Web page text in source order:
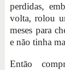
perdidas,
volta, rolou
meses para
e não tinha
Então